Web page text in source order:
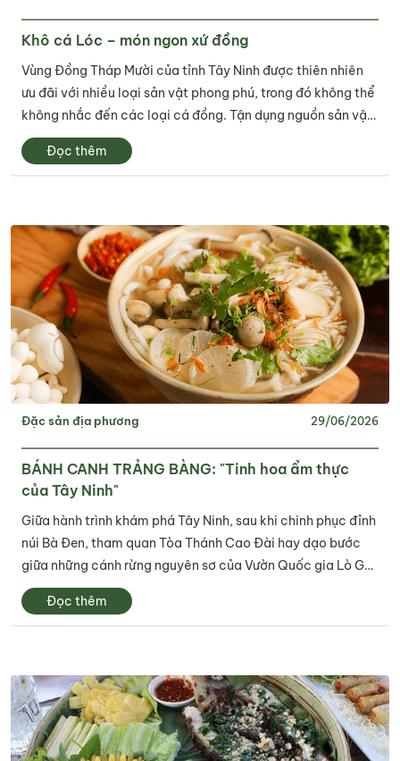
Khô cá Lóc – món ngon xứ đồng
Vùng Đồng Tháp Mười của tỉnh Tây Ninh được thiên nhiên
ưu đãi với nhiều loại sản vật phong phú, trong đó không thể
không nhắc đến các loại cá đồng. Tận dụng nguồn sản vật
này, người dân nơi đây đã chế biến ra nhiều món ngon,
trong đó không thể không...
Đọc thêm
Đặc sản địa phương 29/06/2026
BÁNH CANH TRẢNG BÀNG: "Tinh hoa ẩm thực
của Tây Ninh"
Giữa hành trình khám phá Tây Ninh, sau khi chinh phục đỉnh
núi Bà Đen, tham quan Tòa Thánh Cao Đài hay dạo bước
giữa những cánh rừng nguyên sơ của Vườn Quốc gia Lò Gò
– Xa Mát, nhiều du khách đều lựa chọn dừng chân tại Trảng
Bàng để thưởng thức một...
Đọc thêm